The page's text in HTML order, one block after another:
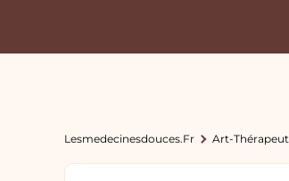
Lesmedecinesdouces.fr Art-